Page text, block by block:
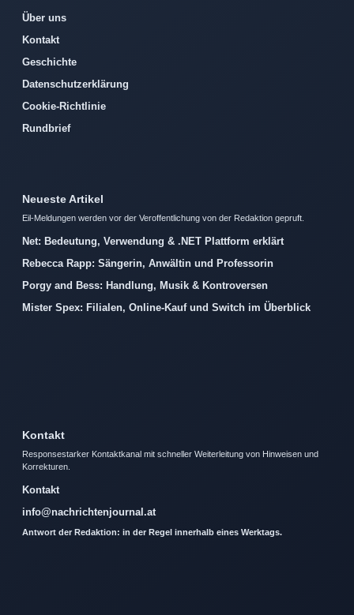
Über uns
Kontakt
Geschichte
Datenschutzerklärung
Cookie-Richtlinie
Rundbrief
Neueste Artikel
Eil-Meldungen werden vor der Veroffentlichung von der Redaktion gepruft.
Net: Bedeutung, Verwendung & .NET Plattform erklärt
Rebecca Rapp: Sängerin, Anwältin und Professorin
Porgy and Bess: Handlung, Musik & Kontroversen
Mister Spex: Filialen, Online-Kauf und Switch im Überblick
Kontakt
Responsestarker Kontaktkanal mit schneller Weiterleitung von Hinweisen und
Korrekturen.
Kontakt
info@nachrichtenjournal.at
Antwort der Redaktion: in der Regel innerhalb eines Werktags.